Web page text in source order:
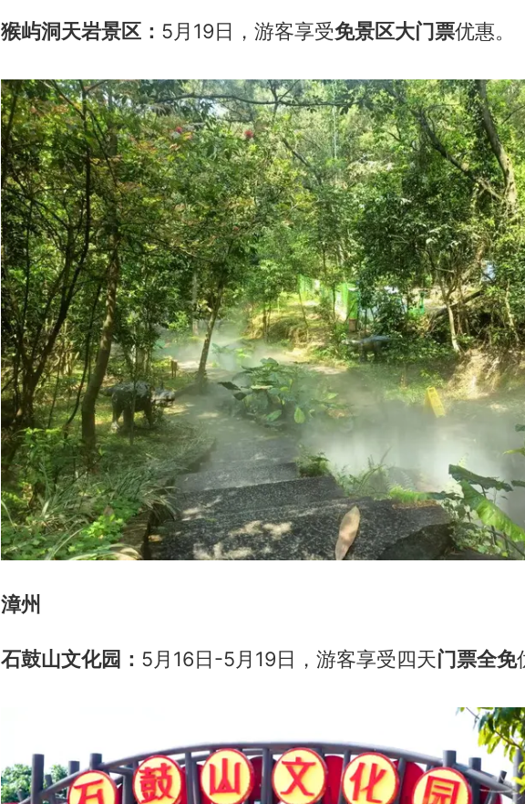
猴屿洞天岩景区： 5月19日，游客享受免景区大门票优惠。
漳州
石鼓山文化园： 5月16日-5月19日，游客享受四天门票全免